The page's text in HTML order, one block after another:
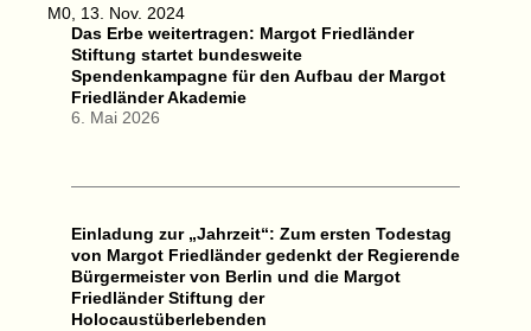
M0, 13. Nov. 2024
Das Erbe weitertragen: Margot Friedländer
Stiftung startet bundesweite
Spendenkampagne für den Aufbau der Margot
Friedländer Akademie
6. Mai 2026
Einladung zur „Jahrzeit“: Zum ersten Todestag
von Margot Friedländer gedenkt der Regierende
Bürgermeister von Berlin und die Margot
Friedländer Stiftung der
Holocaustüberlebenden